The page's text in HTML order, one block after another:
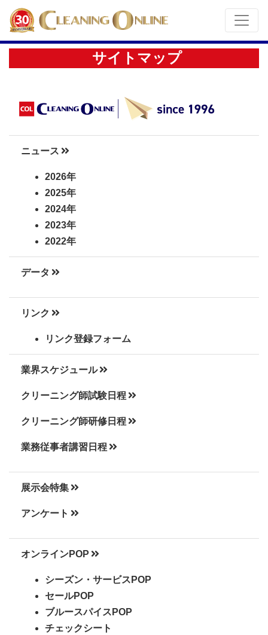
サイトマップ
ニュース
2026年
2025年
2024年
2023年
2022年
データ
リンク
リンク登録フォーム
業界スケジュール
クリーニング師試験日程
クリーニング師研修日程
業務従事者講習日程
展示会特集
アンケート
オンラインPOP
シーズン・サービスPOP
セールPOP
ブルースパイスPOP
チェックシート